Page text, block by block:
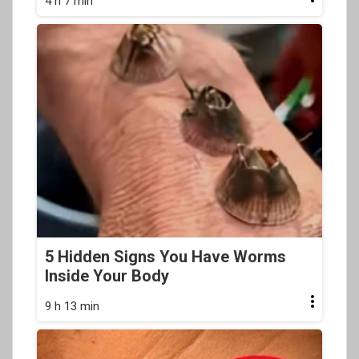
5 Hidden Signs You Have Worms
Inside Your Body
9 h 13 min